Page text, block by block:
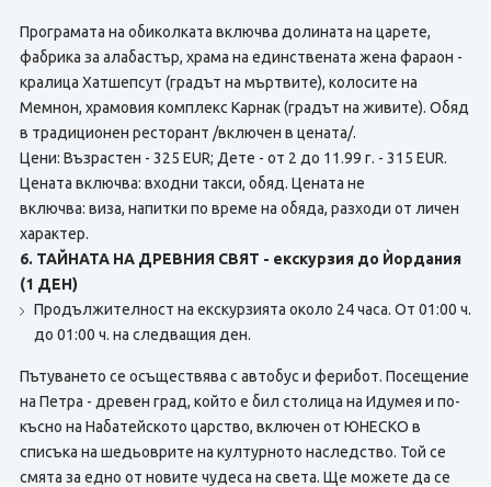
Програмата на обиколката включва долината на царете,
фабрика за алабастър, храма на единствената жена фараон -
кралица Хатшепсут (градът на мъртвите), колосите на
Мемнон, храмовия комплекс Карнак (градът на живите). Обяд
в традиционен ресторант /включен в цената/.
Цени: Възрастен - 325 EUR; Дете - от 2 до 11.99 г. - 315 EUR.
Цената включва: входни такси, обяд. Цената не
включва: виза, напитки по време на обяда, разходи от личен
характер.
6. ТАЙНАТА НА ДРЕВНИЯ СВЯТ - екскурзия до Ѝордания
(1 ДЕН)
Продължителност на екскурзията около 24 часа. От 01:00 ч.
до 01:00 ч. на следващия ден.
Пътуването се осъществява с автобус и ферибот. Посещение
на Петра - древен град, който е бил столица на Идумея и по-
късно на Набатейското царство, включен от ЮНЕСКО в
списъка на шедьоврите на културното наследство. Той се
смята за едно от новите чудеса на света. Ще можете да се